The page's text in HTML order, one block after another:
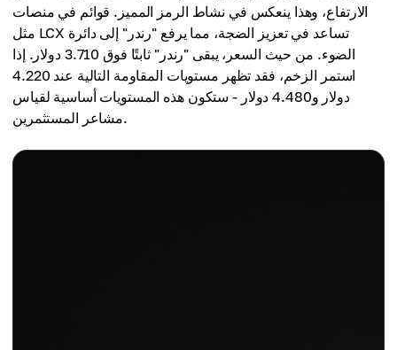
الارتفاع، وهذا ينعكس في نشاط الرمز المميز. قوائم في منصات
مثل LCX تساعد في تعزيز الضجة، مما يرفع "رندر" إلى دائرة
الضوء. من حيث السعر، يبقى "رندر" ثابتًا فوق 3.710 دولار. إذا
استمر الزخم، فقد تظهر مستويات المقاومة التالية عند 4.220
دولار و4.480 دولار - ستكون هذه المستويات أساسية لقياس
مشاعر المستثمرين.